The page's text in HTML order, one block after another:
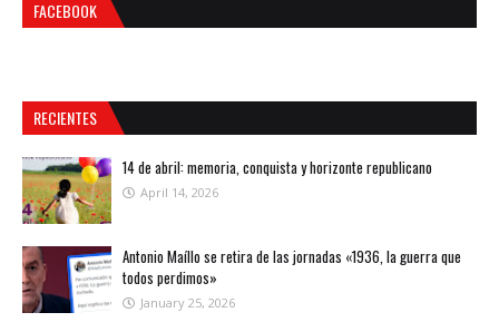
FACEBOOK
RECIENTES
14 de abril: memoria, conquista y horizonte republicano
April 14, 2026
Antonio Maíllo se retira de las jornadas «1936, la guerra que
todos perdimos»
January 25, 2026